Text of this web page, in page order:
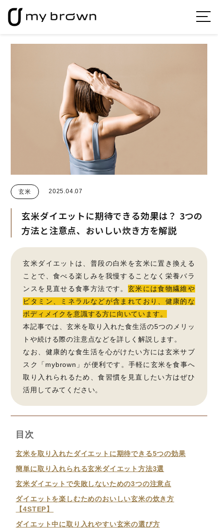
玄米 2025.04.07
玄米ダイエットに期待できる効果は？ 3つの
方法と注意点、おいしい炊き方を解説
玄米ダイエットは、普段の白米を玄米に置き換える
ことで、食べる楽しみを我慢することなく栄養バラ
ンスを見直せる食事方法です。 玄米には食物繊維や
ビタミン、ミネラルなどが含まれており、健康的な
ボディメイクを意識する方に向いています。
本記事では、玄米を取り入れた食生活の5つのメリッ
トや続ける際の注意点などを詳しく解説します。
なお、健康的な食生活を心がけたい方には玄米サブ
スク「mybrown」が便利です。手軽に玄米を食事へ
取り入れられるため、食習慣を見直したい方はぜひ
活用してみてください。
目次
玄米を取り入れたダイエットに期待できる5つの効果
簡単に取り入れられる玄米ダイエット方法3選
玄米ダイエットで失敗しないための3つの注意点
ダイエットを楽しむためのおいしい玄米の炊き方
【4STEP】
ダイエット中に取り入れやすい玄米の選び方